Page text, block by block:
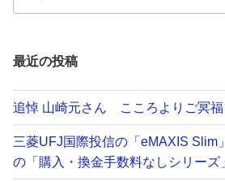
最近の投稿
追悼 山崎元さん こころよりご冥福
三菱UFJ国際投信の「eMAXIS Slim
の「購入・換金手数料なしシリーズ